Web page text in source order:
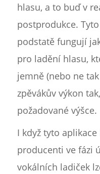
hlasu, a to buď v
postprodukce.
podstatě fungují
pro ladění hlasu,
jemně (nebo ne
zpěvákův výkon
požadované výšce.
I když tyto
producenti ve fázi
vokálních ladiček